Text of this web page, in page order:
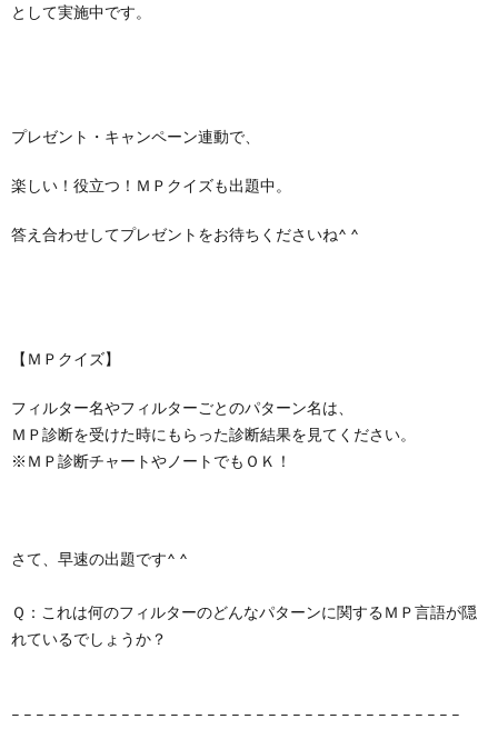
として実施中です。
プレゼント・キャンペーン連動で、
楽しい！役立つ！ＭＰクイズも出題中。
答え合わせしてプレゼントをお待ちくださいね^ ^
【ＭＰクイズ】
フィルター名やフィルターごとのパターン名は、
ＭＰ診断を受けた時にもらった診断結果を見てください。
※ＭＰ診断チャートやノートでもＯＫ！
さて、早速の出題です^ ^
Ｑ：これは何のフィルターのどんなパターンに関するＭＰ言語が隠
れているでしょうか？
– – – – – – – – – – – – – – – – – – – – – – – – – – – – – – – – – – – – –